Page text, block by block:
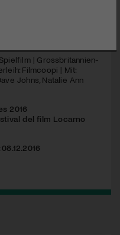
| Grossbritannien-
Filmcoopi | Mit:
Johns, Natalie Ann
2016
del film Locarno